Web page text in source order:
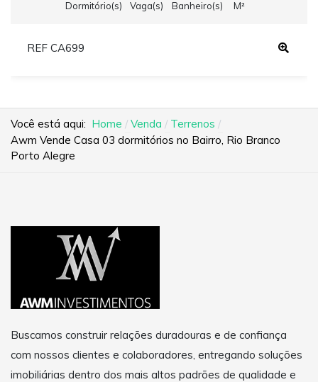
Dormitório(s)
Vaga(s)
Banheiro(s)
M²
REF CA699
Você está aqui: Home Venda
Terrenos
Awm Vende Casa 03 dormitórios no Bairro, Rio Branco
Porto Alegre
Buscamos construir relações duradouras e de confiança
com nossos clientes e colaboradores, entregando soluções
imobiliárias dentro dos mais altos padrões de qualidade e